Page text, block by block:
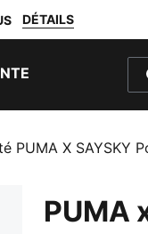
DÉTAILS
X SAYSKY
PUMA